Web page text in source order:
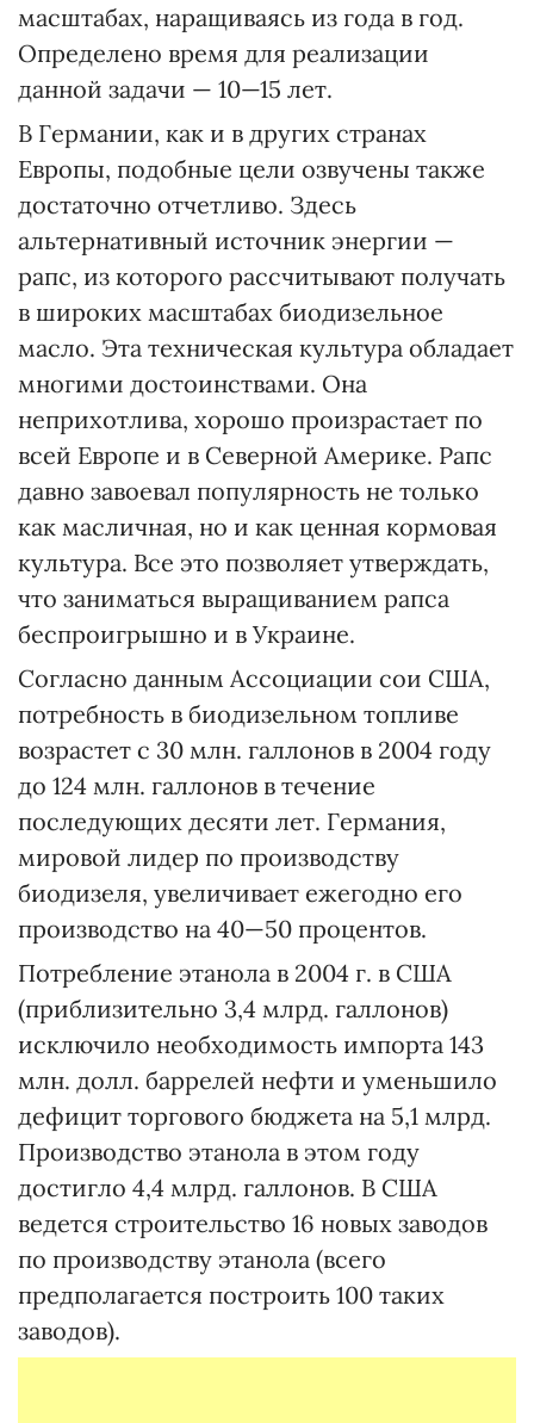
масштабах, наращиваясь из года в год.
Определено время для реализации
данной задачи — 10—15 лет.
В Германии, как и в других странах
Европы, подобные цели озвучены также
достаточно отчетливо. Здесь
альтернативный источник энергии —
рапс, из которого рассчитывают получать
в широких масштабах биодизельное
масло. Эта техническая культура обладает
многими достоинствами. Она
неприхотлива, хорошо произрастает по
всей Европе и в Северной Америке. Рапс
давно завоевал популярность не только
как масличная, но и как ценная кормовая
культура. Все это позволяет утверждать,
что заниматься выращиванием рапса
беспроигрышно и в Украине.
Согласно данным Ассоциации сои США,
потребность в биодизельном топливе
возрастет с 30 млн. галлонов в 2004 году
до 124 млн. галлонов в течение
последующих десяти лет. Германия,
мировой лидер по производству
биодизеля, увеличивает ежегодно его
производство на 40—50 процентов.
Потребление этанола в 2004 г. в США
(приблизительно 3,4 млрд. галлонов)
исключило необходимость импорта 143
млн. долл. баррелей нефти и уменьшило
дефицит торгового бюджета на 5,1 млрд.
Производство этанола в этом году
достигло 4,4 млрд. галлонов. В США
ведется строительство 16 новых заводов
по производству этанола (всего
предполагается построить 100 таких
заводов).